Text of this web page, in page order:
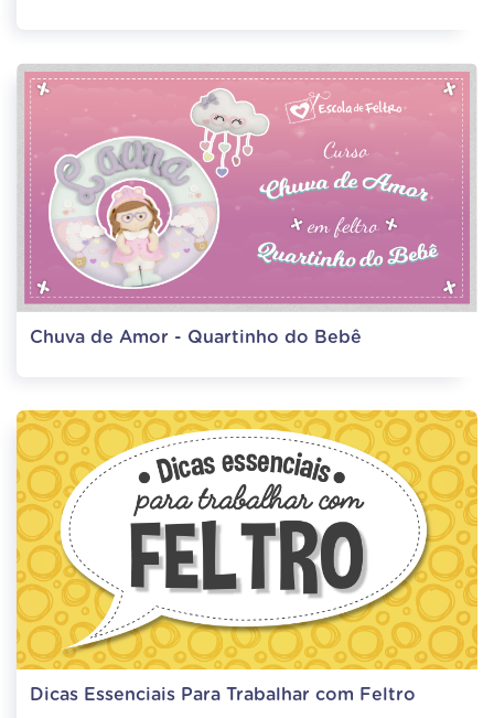
Chuva de Amor - Quartinho do Bebê
Dicas Essenciais Para Trabalhar com Feltro